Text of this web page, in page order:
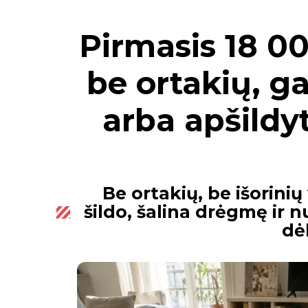
Pirmasis 18
be ortakių,
arba
Be ortakių, be
šildo, šalina drėgmę ir